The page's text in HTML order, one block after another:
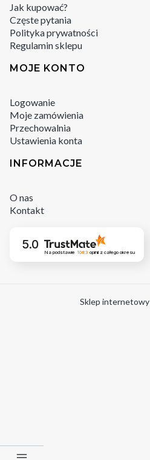
Jak kupować?
Częste pytania
Polityka prywatności
Regulamin sklepu
MOJE KONTO
Logowanie
Moje zamówienia
Przechowalnia
Ustawienia konta
INFORMACJE
O nas
Kontakt
5.0
Na podstawie 1083 opinii z całego okresu
Sklep internetowy